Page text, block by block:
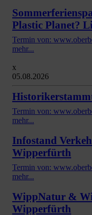
Plastic Planet?
Termin von:
mehr...
x
05.08.2026
Termin von:
mehr...
Infostand
Wipperfürth
Termin von:
mehr...
WippNatur &
Wipperfürth